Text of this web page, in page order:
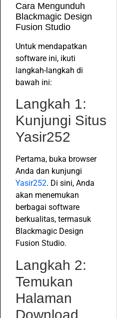
Cara Mengunduh
Blackmagic Design
Fusion Studio
Untuk mendapatkan
software ini, ikuti
langkah-langkah di
bawah ini:
Langkah 1:
Kunjungi Situs
Yasir252
Pertama, buka browser
Anda dan kunjungi
Yasir252. Di sini, Anda
akan menemukan
berbagai software
berkualitas, termasuk
Blackmagic Design
Fusion Studio.
Langkah 2:
Temukan
Halaman
Download